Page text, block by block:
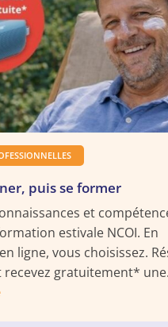
puis se former
et
estivale NCOI. En
ligne, vous choisissez.
recevez gratuitement* une